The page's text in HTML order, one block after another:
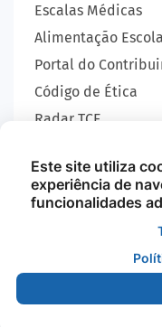
Escalas Médicas
Alimentação
Portal do
Código de Ética
Radar TCE
SIC
GEOBRAS
Todos os Direitos
de
Este site utiliza
experiência de
funcionalidades